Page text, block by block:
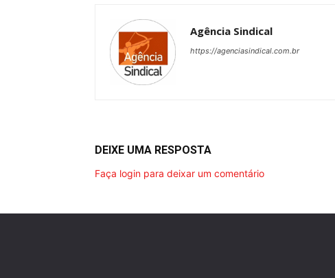
Agência Sindical
https://agenciasindical.com.br
DEIXE UMA RESPOSTA
Faça login para deixar um comentário